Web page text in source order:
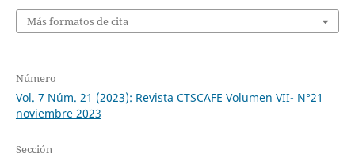
Más formatos de cita
Número
Vol. 7 Núm. 21 (2023): Revista CTSCAFE Volumen VII- N°21
noviembre 2023
Sección